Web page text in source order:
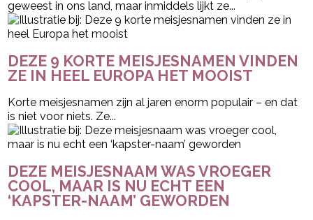
geweest in ons land, maar inmiddels lijkt ze...
DEZE 9 KORTE MEISJESNAMEN VINDEN
ZE IN HEEL EUROPA HET MOOIST
Korte meisjesnamen zijn al jaren enorm populair – en dat
is niet voor niets. Ze...
DEZE MEISJESNAAM WAS VROEGER
COOL, MAAR IS NU ECHT EEN
‘KAPSTER-NAAM’ GEWORDEN